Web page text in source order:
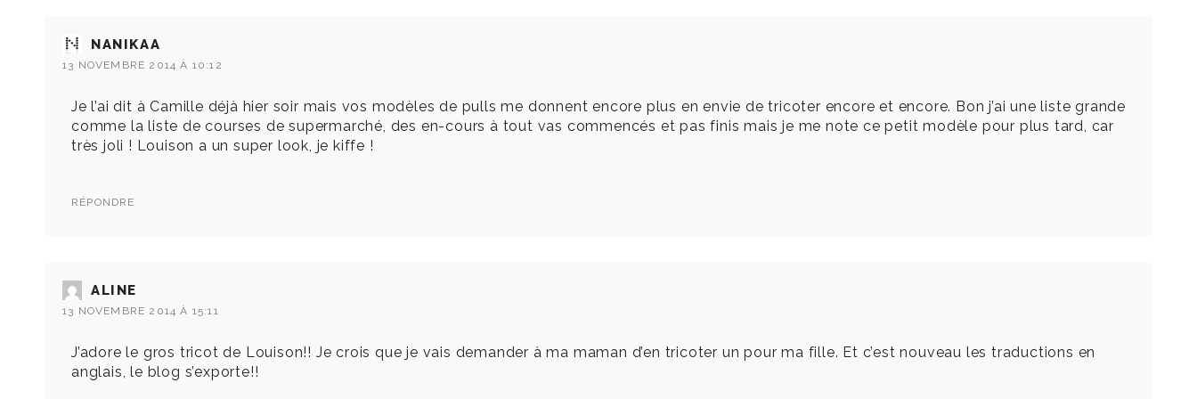
NANIKAA
13 NOVEMBRE 2014 À 10:12
Je l’ai dit à Camille déjà hier soir mais vos modèles de pulls me donnent encore plus en envie de tricoter encore et encore. Bon j’ai une liste grande
comme la liste de courses de supermarché, des en-cours à tout vas commencés et pas finis mais je me note ce petit modèle pour plus tard, car
très joli ! Louison a un super look, je kiffe !
RÉPONDRE
ALINE
13 NOVEMBRE 2014 À 15:11
J’adore le gros tricot de Louison!! Je crois que je vais demander à ma maman d’en tricoter un pour ma fille. Et c’est nouveau les traductions en
anglais, le blog s’exporte!!